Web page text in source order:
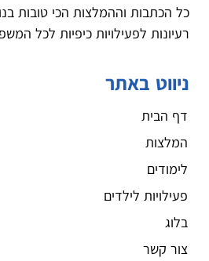
כל הכתבות וההמלצות הכי טובות
רעיונות לפעילויות כיפיות לכל
ניווט באתר
דף הבית
המלצות
לימודים
פעילויות לילדים
בלוג
צור קשר